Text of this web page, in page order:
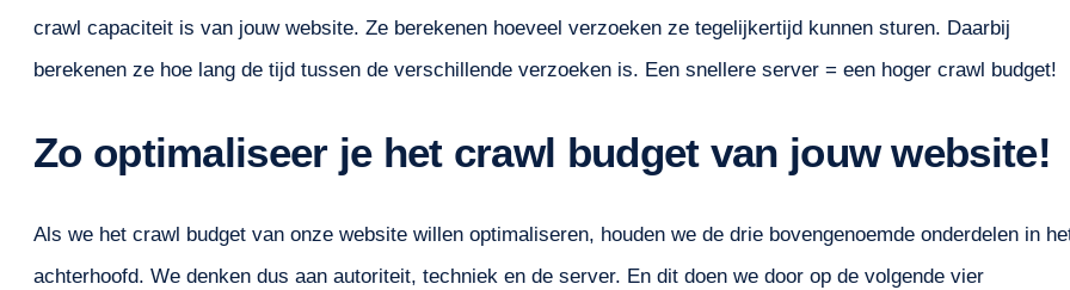
crawl capaciteit is van jouw website. Ze berekenen hoeveel verzoeken ze tegelijkertijd kunnen sturen. Daarbij
berekenen ze hoe lang de tijd tussen de verschillende verzoeken is. Een snellere server = een hoger crawl budget!
Zo optimaliseer je het crawl budget van jouw website!
Als we het crawl budget van onze website willen optimaliseren, houden we de drie bovengenoemde onderdelen in
achterhoofd. We denken dus aan autoriteit, techniek en de server. En dit doen we door op de volgende vier